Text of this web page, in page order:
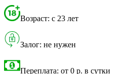
Возраст: с 23 лет
Залог: не нужен
Переплата: от 0 р. в сутки